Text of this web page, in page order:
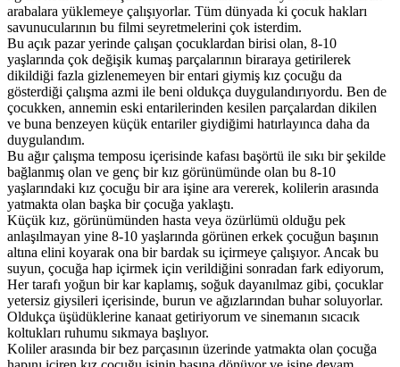
arabalara yüklemeye çalışıyorlar. Tüm dünyada ki çocuk hakları
savunucularının bu filmi seyretmelerini çok isterdim.
Bu açık pazar yerinde çalışan çocuklardan birisi olan, 8-10
yaşlarında çok değişik kumaş parçalarının biraraya getirilerek
dikildiği fazla gizlenemeyen bir entari giymiş kız çocuğu da
gösterdiği çalışma azmi ile beni oldukça duygulandırıyordu. Ben de
çocukken, annemin eski entarilerinden kesilen parçalardan dikilen
ve buna benzeyen küçük entariler giydiğimi hatırlayınca daha da
duygulandım.
Bu ağır çalışma temposu içerisinde kafası başörtü ile sıkı bir şekilde
bağlanmış olan ve genç bir kız görünümünde olan bu 8-10
yaşlarındaki kız çocuğu bir ara işine ara vererek, kolilerin arasında
yatmakta olan başka bir çocuğa yaklaştı.
Küçük kız, görünümünden hasta veya özürlümü olduğu pek
anlaşılmayan yine 8-10 yaşlarında görünen erkek çocuğun başının
altına elini koyarak ona bir bardak su içirmeye çalışıyor. Ancak bu
suyun, çocuğa hap içirmek için verildiğini sonradan fark ediyorum,
Her tarafı yoğun bir kar kaplamış, soğuk dayanılmaz gibi, çocuklar
yetersiz giysileri içerisinde, burun ve ağızlarından buhar soluyorlar.
Oldukça üşüdüklerine kanaat getiriyorum ve sinemanın sıcacık
koltukları ruhumu sıkmaya başlıyor.
Koliler arasında bir bez parçasının üzerinde yatmakta olan çocuğa